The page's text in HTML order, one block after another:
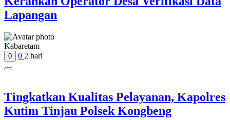
Lapangan
Kabaretam
0 0 2 hari
Tingkatkan Kualitas Pelayanan, Kapolres
Kutim Tinjau Polsek Kongbeng